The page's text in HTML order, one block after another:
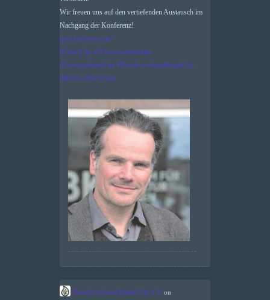
Wir freuen uns auf den vertiefenden Austausch im
Nachgang der Konferenz!
ipsc-konferenz.de/
#SmartCity #Wissensarchitektur
#GermanSmartCity #BundesverbandSmartCity
#BVSC #BVSCnet
Bundesverband Smart City e.V. on